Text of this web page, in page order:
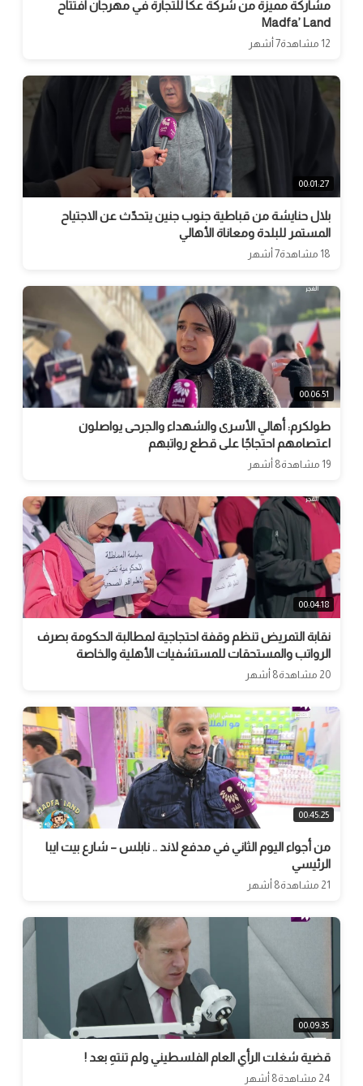
مشاركة مميزة من شركة عكا للتجارة في مهرجان افتتاح
Madfa’ Land
12 مشاهدة 7 أشهر
00:01:27
بلال حنايشة من قباطية جنوب جنين يتحدّث عن الاجتياح
المستمر للبلدة ومعاناة الأهالي
18 مشاهدة 7 أشهر
00:06:51
طولكرم: أهالي الأسرى والشهداء والجرحى يواصلون
اعتصامهم احتجاجًا على قطع رواتبهم
19 مشاهدة 8 أشهر
00:04:18
نقابة التمريض تنظم وقفة احتجاجية لمطالبة الحكومة بصرف
الرواتب والمستحقات للمستشفيات الأهلية والخاصة
20 مشاهدة 8 أشهر
00:45:25
من أجواء اليوم الثاني في مدفع لاند .. نابلس – شارع بيت ايبا
الرئيسي
21 مشاهدة 8 أشهر
00:09:35
قضية شغلت الرأي العام الفلسطيني ولم تنتهِ بعد !
24 مشاهدة 8 أشهر